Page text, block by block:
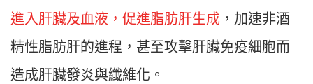
進入肝臟及血液，促進脂肪肝生成 ，加速非酒
精性脂肪肝的進程，甚至攻擊肝臟免疫細胞而
造成肝臟發炎與纖維化。